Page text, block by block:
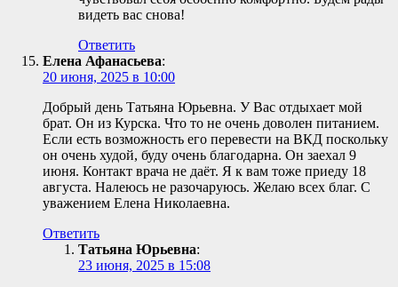
видеть вас снова!
Ответить
Елена Афанасьева:
20 июня, 2025 в 10:00
Добрый день Татьяна Юрьевна. У Вас отдыхает мой
брат. Он из Курска. Что то не очень доволен питанием.
Если есть возможность его перевести на ВКД поскольку
он очень худой, буду очень благодарна. Он заехал 9
июня. Контакт врача не даёт. Я к вам тоже приеду 18
августа. Налеюсь не разочаруюсь. Желаю всех благ. С
уважением Елена Николаевна.
Ответить
Татьяна Юрьевна:
23 июня, 2025 в 15:08